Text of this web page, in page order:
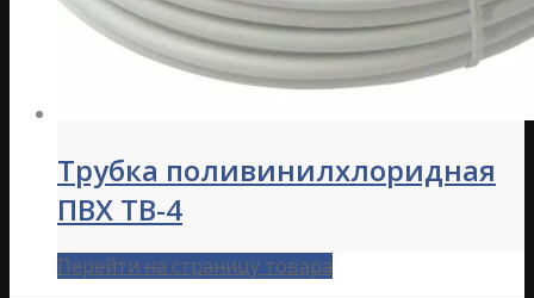
Трубка поливинилхлоридная
ПВХ ТВ-4
Перейти на страницу товара